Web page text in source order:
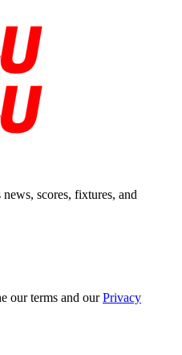
scores, fixtures, and
our terms and ourPrivacy